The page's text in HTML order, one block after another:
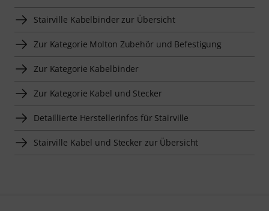
Stairville Kabelbinder zur Übersicht
Zur Kategorie Molton Zubehör und Befestigung
Zur Kategorie Kabelbinder
Zur Kategorie Kabel und Stecker
Detaillierte Herstellerinfos für Stairville
Stairville Kabel und Stecker zur Übersicht